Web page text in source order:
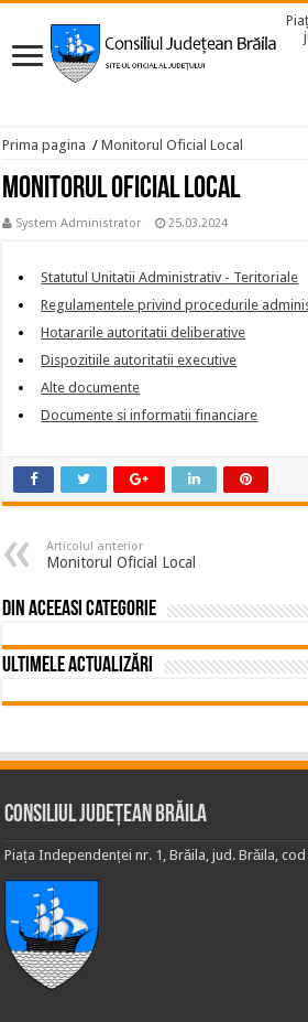
Prima pagina / Monitorul Oficial Local
Monitorul Oficial Local
System Administrator 25.03.2024
Statutul Unitatii Administrativ - Teritoriale
Regulamentele privind procedurile
Hotararile autoritatii deliberative
Dispozitiile autoritatii executive
Alte documente
Documente si informatii financiare
Articolul anterior
Monitorul Oficial Local
Din aceeasi categorie
Ultimele actualizări
Consiliul Județean Brăila
Piața Independenței nr. 1, Brăila, jud. Brăila,